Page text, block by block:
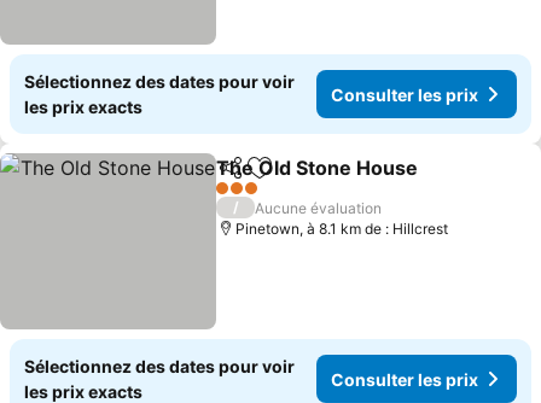
Sélectionnez des dates pour voir
les prix exacts
Consulter les prix
PartagerAjouter à mes favoris
The Old Stone House
3 Étoiles
/
Aucune évaluation
Pinetown, à 8.1 km de : Hillcrest
Sélectionnez des dates pour voir
les prix exacts
Consulter les prix